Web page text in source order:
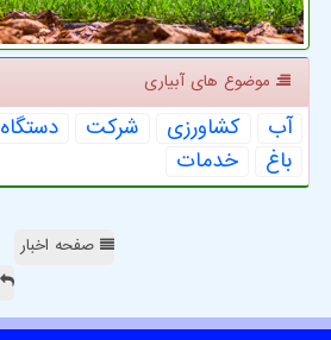
موضوع های آبیاری
آب كشاورزی شركت دستگاه
باغ
خدمات
صفحه اخبار